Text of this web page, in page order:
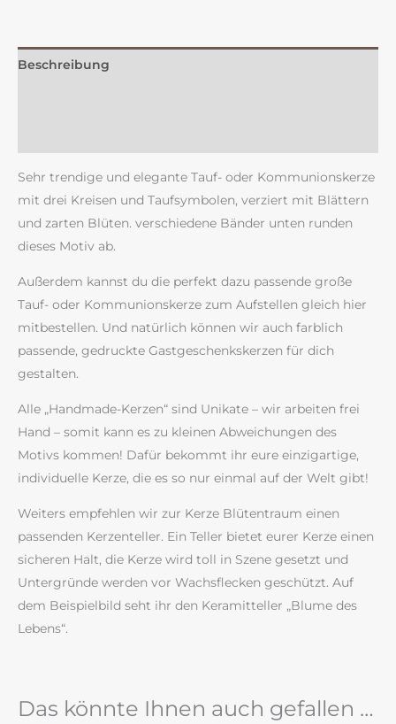
Beschreibung
Sehr trendige und elegante Tauf- oder Kommunionskerze
mit drei Kreisen und Taufsymbolen, verziert mit Blättern
und zarten Blüten. verschiedene Bänder unten runden
dieses Motiv ab.
Außerdem kannst du die perfekt dazu passende große
Tauf- oder Kommunionskerze zum Aufstellen gleich hier
mitbestellen. Und natürlich können wir auch farblich
passende, gedruckte Gastgeschenkskerzen für dich
gestalten.
Alle „Handmade-Kerzen“ sind Unikate – wir arbeiten frei
Hand – somit kann es zu kleinen Abweichungen des
Motivs kommen! Dafür bekommt ihr eure einzigartige,
individuelle Kerze, die es so nur einmal auf der Welt gibt!
Weiters empfehlen wir zur Kerze Blütentraum einen
passenden Kerzenteller. Ein Teller bietet eurer Kerze einen
sicheren Halt, die Kerze wird toll in Szene gesetzt und
Untergründe werden vor Wachsflecken geschützt. Auf
dem Beispielbild seht ihr den Keramitteller „Blume des
Lebens“.
Das könnte Ihnen auch gefallen …